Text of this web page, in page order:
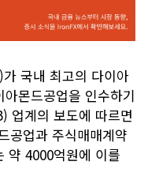
국내 최고의 다이아
몬드공업을 인수하기
업계의 보도에 따르면
공업과 주식매매계약
약 4000억원에 이를